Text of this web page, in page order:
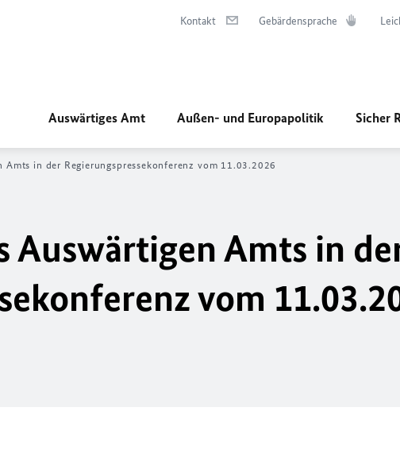
Kontakt Gebärdensprache
Auswärtiges Amt Außen- und Europapolitik Sicher
Amts in der Regierungspressekonferenz vom 11.03.2026
Auswärtigen Amts in
vom